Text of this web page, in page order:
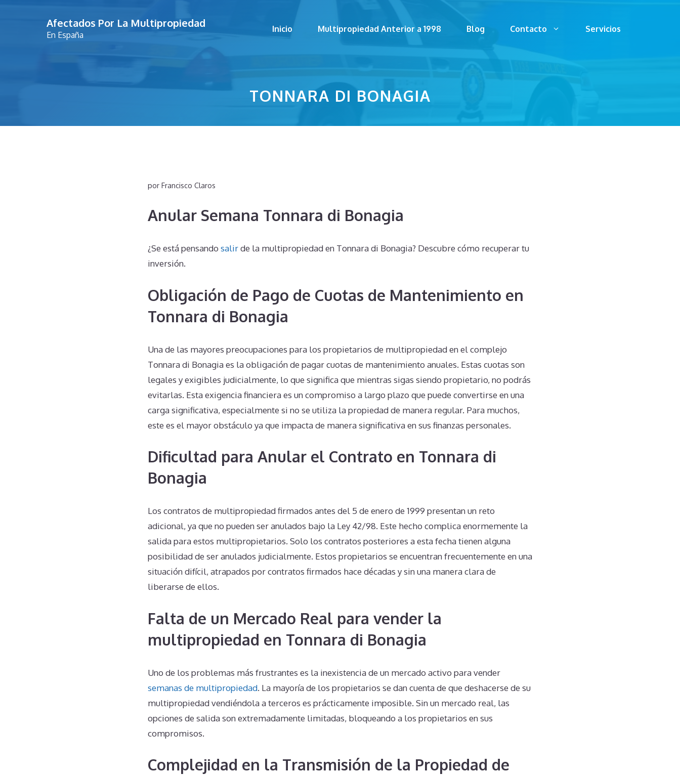
Afectados Por La Multipropiedad
En España
Inicio Multipropiedad Anterior a 1998 Blog Contacto Servicios
TONNARA DI BONAGIA
por Francisco Claros
Anular Semana Tonnara di Bonagia
¿Se está pensando salirde la multipropiedad en Tonnara di Bonagia? Descubre cómo recuperar tu
inversión.
Obligación de Pago de Cuotas de Mantenimiento en
Tonnara di Bonagia
Una de las mayores preocupaciones para los propietarios de multipropiedad en el complejo
Tonnara di Bonagia es la obligación de pagar cuotas de mantenimiento anuales. Estas cuotas son
legales y exigibles judicialmente, lo que significa que mientras sigas siendo propietario, no podrás
evitarlas. Esta exigencia financiera es un compromiso a largo plazo que puede convertirse en una
carga significativa, especialmente si no se utiliza la propiedad de manera regular. Para muchos,
este es el mayor obstáculo ya que impacta de manera significativa en sus finanzas personales.
Dificultad para Anular el Contrato en Tonnara di
Bonagia
Los contratos de multipropiedad firmados antes del 5 de enero de 1999 presentan un reto
adicional, ya que no pueden ser anulados bajo la Ley 42/98. Este hecho complica enormemente la
salida para estos multipropietarios. Solo los contratos posteriores a esta fecha tienen alguna
posibilidad de ser anulados judicialmente. Estos propietarios se encuentran frecuentemente en una
situación difícil, atrapados por contratos firmados hace décadas y sin una manera clara de
liberarse de ellos.
Falta de un Mercado Real para vender la
multipropiedad en Tonnara di Bonagia
Uno de los problemas más frustrantes es la inexistencia de un mercado activo para vender
semanas de multipropiedad. La mayoría de los propietarios se dan cuenta de que deshacerse de su
multipropiedad vendiéndola a terceros es prácticamente imposible. Sin un mercado real, las
opciones de salida son extremadamente limitadas, bloqueando a los propietarios en sus
compromisos.
Complejidad en la Transmisión de la Propiedad de